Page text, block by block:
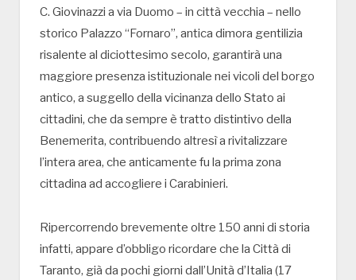
C. Giovinazzi a via Duomo – in città vecchia – nello
storico Palazzo “Fornaro”, antica dimora gentilizia
risalente al diciottesimo secolo, garantirà una
maggiore presenza istituzionale nei vicoli del borgo
antico, a suggello della vicinanza dello Stato ai
cittadini, che da sempre è tratto distintivo della
Benemerita, contribuendo altresì a rivitalizzare
l’intera area, che anticamente fu la prima zona
cittadina ad accogliere i Carabinieri.
Ripercorrendo brevemente oltre 150 anni di storia
infatti, appare d’obbligo ricordare che la Città di
Taranto, già da pochi giorni dall’Unità d’Italia (17